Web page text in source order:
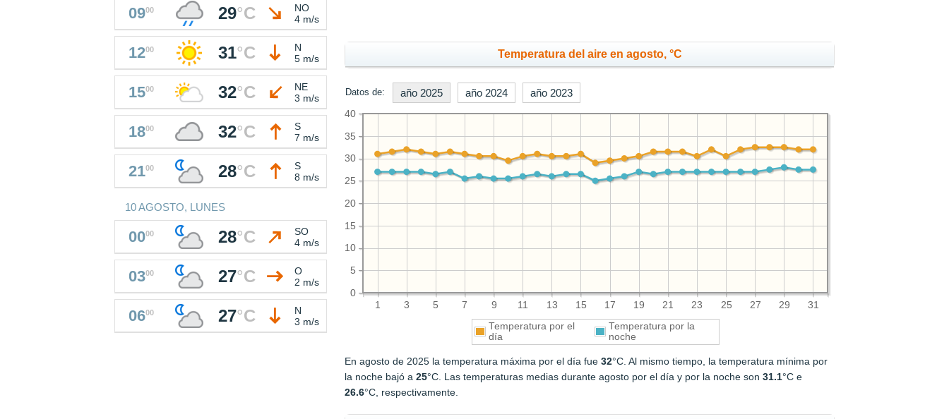
Temperatura del aire en agosto, °C
Datos de: año 2025 año 2024 año 2023
1 3 5 7 9 11 13 15 17 19 21 23 25 27 29 31
0
5
10
15
20
25
30
35
40
Temperatura por el
día
Temperatura por la
noche
En agosto de 2025 la temperatura máxima por el día fue32°C. Al mismo tiempo, la temperatura mínima por
la noche bajó a25°C. Las temperaturas medias durante agosto por el día y por la noche son31.1°C e
26.6°C, respectivamente.
0900 29°C
NO
4 m/s
1200 31°C
N
5 m/s
1500 32°C
NE
3 m/s
1800 32°C
S
7 m/s
2100 28°C
S
8 m/s
10 AGOSTO, LUNES
0000 28°C
SO
4 m/s
0300 27°C
O
2 m/s
0600 27°C
N
3 m/s